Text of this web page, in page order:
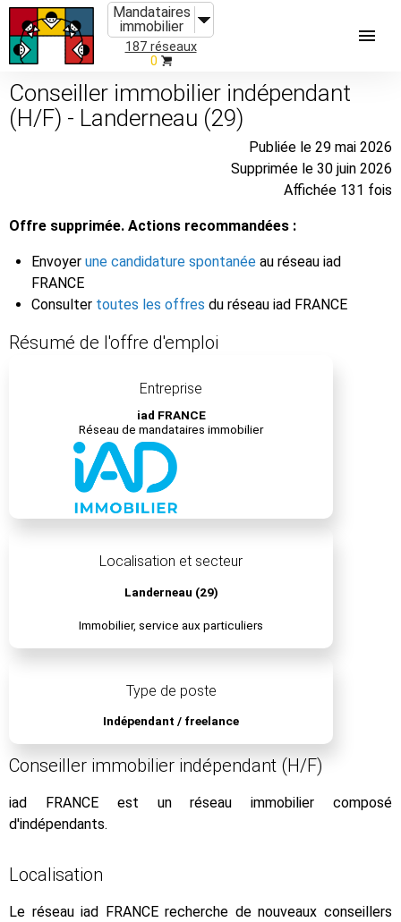
Mandataires
immobilier
187 réseaux
0
Conseiller immobilier indépendant
(H/F) - Landerneau (29)
Publiée le 29 mai 2026
Supprimée le 30 juin 2026
Affichée 131 fois
Offre supprimée. Actions recommandées :
Envoyer une candidature spontanée au réseau iad
FRANCE
Consulter toutes les offres du réseau iad FRANCE
Résumé de l'offre d'emploi
Entreprise
iad FRANCE
Réseau de mandataires immobilier
Localisation et secteur
Landerneau (29)
Immobilier, service aux particuliers
Type de poste
Indépendant / freelance
Conseiller immobilier indépendant (H/F)
iad FRANCE est un réseau immobilier composé
d'indépendants.
Localisation
Le réseau iad FRANCE recherche de nouveaux conseillers